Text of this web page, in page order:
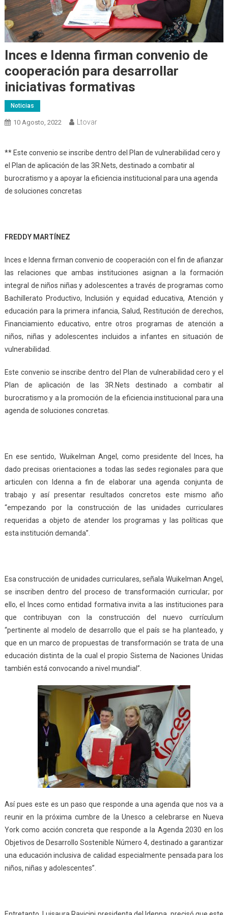
Inces e Idenna firman convenio de
cooperación para desarrollar
iniciativas formativas
Noticias
10 Agosto, 2022 Ltovar
** Este convenio se inscribe dentro del Plan de vulnerabilidad cero y
el Plan de aplicación de las 3R.Nets, destinado a combatir al
burocratismo y a apoyar la eficiencia institucional para una agenda
de soluciones concretas
FREDDY MARTÍNEZ
Inces e Idenna firman convenio de cooperación con el fin de afianzar
las relaciones que ambas instituciones asignan a la formación
integral de niños niñas y adolescentes a través de programas como
Bachillerato Productivo, Inclusión y equidad educativa, Atención y
educación para la primera infancia, Salud, Restitución de derechos,
Financiamiento educativo, entre otros programas de atención a
niños, niñas y adolescentes incluidos a infantes en situación de
vulnerabilidad.
Este convenio se inscribe dentro del Plan de vulnerabilidad cero y el
Plan de aplicación de las 3R.Nets destinado a combatir al
burocratismo y a la promoción de la eficiencia institucional para una
agenda de soluciones concretas.
En ese sentido, Wuikelman Angel, como presidente del Inces, ha
dado precisas orientaciones a todas las sedes regionales para que
articulen con Idenna a fin de elaborar una agenda conjunta de
trabajo y así presentar resultados concretos este mismo año
“empezando por la construcción de las unidades curriculares
requeridas a objeto de atender los programas y las políticas que
esta institución demanda”.
Esa construcción de unidades curriculares, señala Wuikelman Angel,
se inscriben dentro del proceso de transformación curricular; por
ello, el Inces como entidad formativa invita a las instituciones para
que contribuyan con la construcción del nuevo currículum
“pertinente al modelo de desarrollo que el país se ha planteado, y
que en un marco de propuestas de transformación se trata de una
educación distinta de la cual el propio Sistema de Naciones Unidas
también está convocando a nivel mundial”.
Así pues este es un paso que responde a una agenda que nos va a
reunir en la próxima cumbre de la Unesco a celebrarse en Nueva
York como acción concreta que responde a la Agenda 2030 en los
Objetivos de Desarrollo Sostenible Número 4, destinado a garantizar
una educación inclusiva de calidad especialmente pensada para los
niños, niñas y adolescentes”.